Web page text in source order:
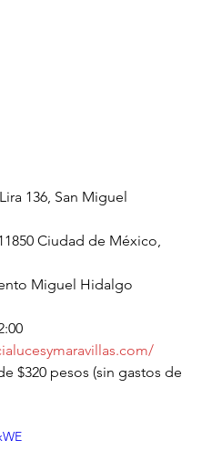
136, San Miguel
Ciudad de México,
Miguel Hidalgo
$320 pesos (sin gastos de